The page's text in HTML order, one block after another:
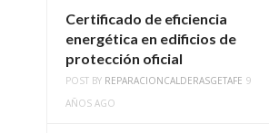
Certificado de eficiencia
energética en edificios de
protección oficial
POST BY REPARACIONCALDERASGETAFE 9
AÑOS AGO